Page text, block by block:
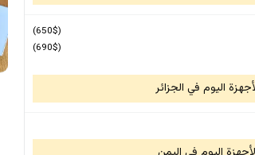
(650$)
(690$)
اليوم في الجزائر